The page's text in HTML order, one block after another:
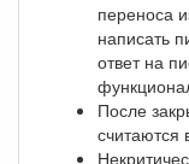
переноса
написать
ответ на
После